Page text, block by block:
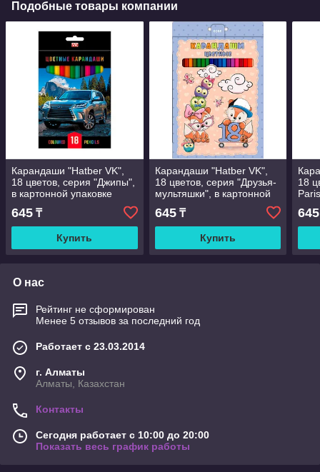
Подобные товары компании
Карандаши "Hatber VK",
18 цветов, серия "Джипы",
в картонной упаковке
645 ₸
Купить
Карандаши "Hatber VK",
18 цветов, серия "Друзья-
мультяшки", в картонной
упаковке
645₸
Купить
18
645
О нас
Рейтинг не сформирован
Менее 5 отзывов за последний год
Работает с 23.03.2014
г. Алматы
Алматы, Казахстан
Контакты
Сегодня работает с 10:00 до 20:00
Показать весь график работы